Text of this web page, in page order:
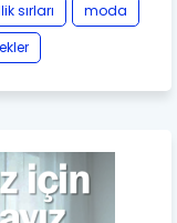
sırları
moda